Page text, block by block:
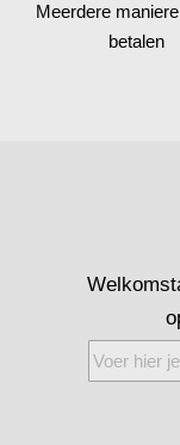
Meerdere
betalen
Abonneer
u